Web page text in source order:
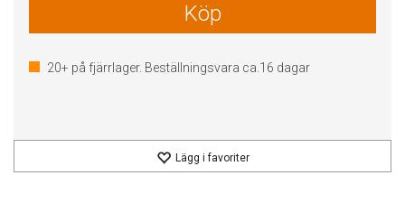
Köp
20+ på fjärrlager. Beställningsvara ca. 16 dagar
Lägg i favoriter